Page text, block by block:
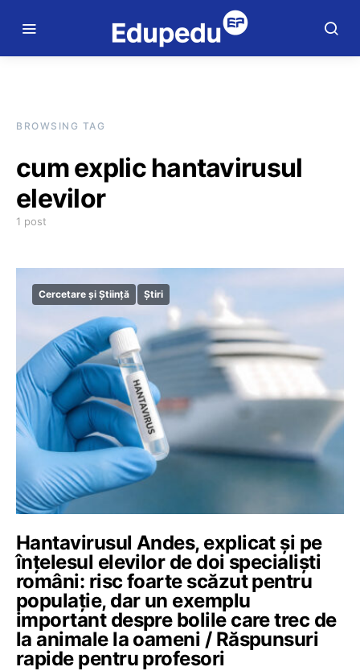
BROWSING TAG
cum explic hantavirusul
elevilor
1 post
Cercetare și Știință Știri
Hantavirusul Andes, explicat și pe
înțelesul elevilor de doi specialiști
români: risc foarte scăzut pentru
populație, dar un exemplu
important despre bolile care trec de
la animale la oameni / Răspunsuri
rapide pentru profesori